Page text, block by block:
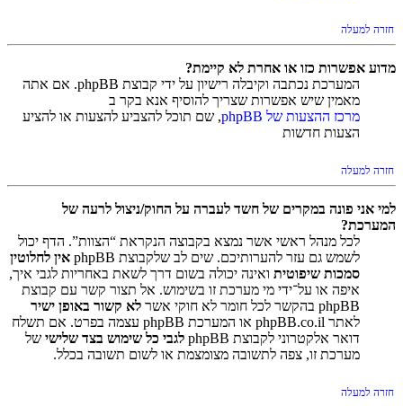
חזרה למעלה
מדוע אפשרות כזו או אחרת לא קיימת?
המערכת נכתבה וקיבלה רישיון על ידי קבוצת phpBB. אם אתה
מאמין שיש אפשרות שצריך להוסיף אנא בקר ב
מרכז ההצעות של phpBB
, שם תוכל להצביע להצעות או להציע
הצעות חדשות
חזרה למעלה
למי אני פונה במקרים של חשד לעברה על החוק/ניצול לרעה של
המערכת?
לכל מנהל ראשי אשר נמצא בקבוצה הנקראת “הצוות”. הדף יכול
לשמש גם עזר להערותיכם. שים לב שלקבוצת phpBB
אין לחלוטין
סמכות שיפוטית ואינה יכולה בשום דרך לשאת באחריות לגבי איך,
איפה או על־ידי מי מערכת זו בשימוש. אל תצור קשר עם קבוצת
phpBB בהקשר לכל חומר לא חוקי אשר
לא קשור באופן ישיר
לאתר phpBB.co.il או המערכת phpBB עצמה בפרט. אם תשלח
דואר אלקטרוני לקבוצת phpBB
לגבי כל שימוש בצד שלישי של
מערכת זו, צפה לתשובה מצומצמת או לשום תשובה בכלל.
חזרה למעלה